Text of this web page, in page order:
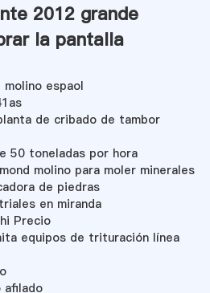
2012 grande
la pantalla
espaol
de cribado de tambor
50 toneladas por hora
molino para moler minerales
de piedras
en miranda
Precio
equipos de trituración línea
afilado